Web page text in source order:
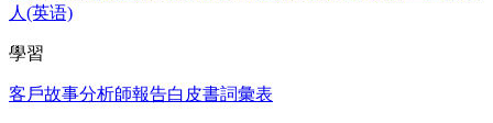
人(英语)
學習
客戶故事分析師報告白皮書詞彙表